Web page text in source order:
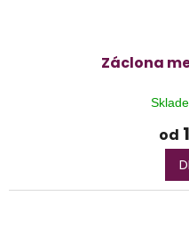
Záclona
od